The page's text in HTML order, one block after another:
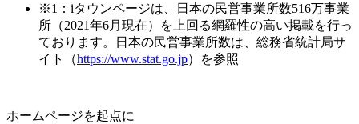
※1：iタウンページは、日本の民営事業所数516万事業
所（2021年6月現在）を上回る網羅性の高い掲載を行っ
ております。日本の民営事業所数は、総務省統計局サ
イト（https://www.stat.go.jp）を参照
ホームページを起点に